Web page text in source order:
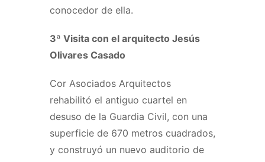
conocedor de ella.
3ª Visita con el arquitecto Jesús
Olivares Casado
Cor Asociados Arquitectos
rehabilitó el antiguo cuartel en
desuso de la Guardia Civil, con una
superficie de 670 metros cuadrados,
y construyó un nuevo auditorio de